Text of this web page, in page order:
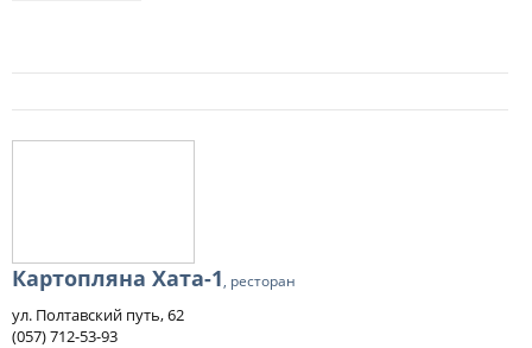
Картопляна Хата-1, ресторан
ул. Полтавский путь, 62
(057) 712-53-93